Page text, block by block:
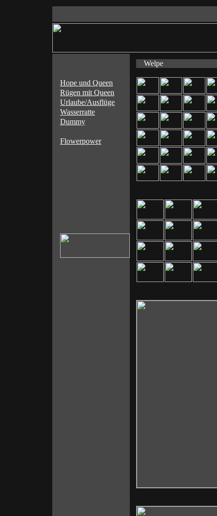
Hope und Queen
Rügen mit Queen
Urlaube/Ausflüge
Wasserratte
Dummy
Flowerpower
Welpe